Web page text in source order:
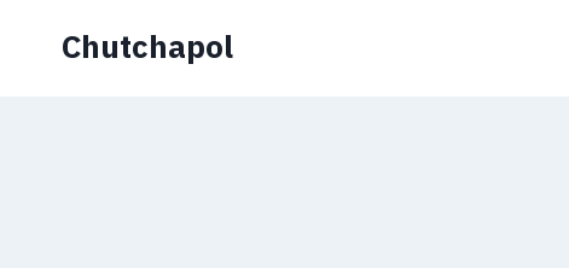
Chutchapol